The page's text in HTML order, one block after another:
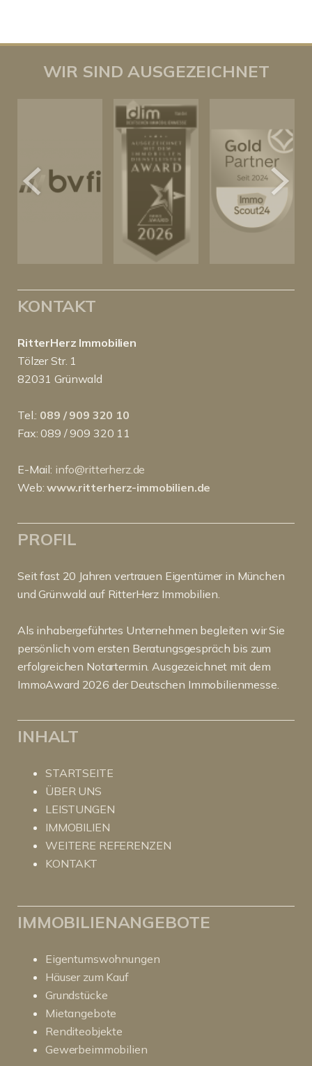
WIR SIND AUSGEZEICHNET
KONTAKT
RitterHerz Immobilien
Tölzer Str. 1
82031 Grünwald
Tel.: 089 / 909 320 10
Fax: 089 / 909 320 11
E-Mail: info@ritterherz.de
Web:www.ritterherz-immobilien.de
PROFIL
Seit fast 20 Jahren vertrauen Eigentümer in München
und Grünwald auf RitterHerz Immobilien.
Als inhabergeführtes Unternehmen begleiten wir Sie
persönlich vom ersten Beratungsgespräch bis zum
erfolgreichen Notartermin. Ausgezeichnet mit dem
ImmoAward 2026 der Deutschen Immobilienmesse.
INHALT
STARTSEITE
ÜBER UNS
LEISTUNGEN
IMMOBILIEN
WEITERE REFERENZEN
KONTAKT
IMMOBILIENANGEBOTE
Eigentumswohnungen
Häuser zum Kauf
Grundstücke
Mietangebote
Renditeobjekte
Gewerbeimmobilien